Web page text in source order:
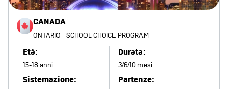
CANADA
ONTARIO - SCHOOL CHOICE PROGRAM
Età:
15-18 anni
Sistemazione:
Durata:
3/6/10 mesi
Partenze: